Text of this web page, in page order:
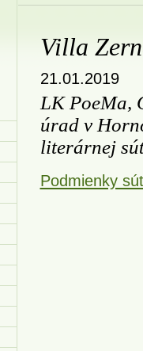
Villa
21.01.2019
LK PoeMa,
úrad v
literárnej
Podmienky